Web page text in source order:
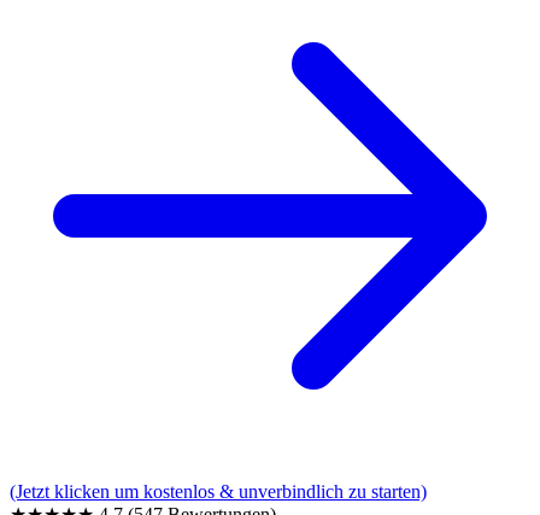
(Jetzt klicken um kostenlos & unverbindlich zu starten)